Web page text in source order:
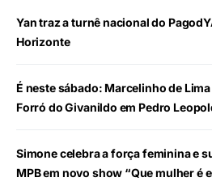
Yan traz a turnê nacional do
Horizonte
É neste sábado: Marcelinho de
Forró do Givanildo em Pedro
Simone celebra a força feminina e
MPB em novo show “Que mulher é